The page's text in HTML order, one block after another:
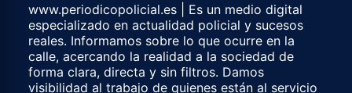
www.periodicopolicial.es | Es un medio digital
especializado en actualidad policial y sucesos
reales. Informamos sobre lo que ocurre en la
calle, acercando la realidad a la sociedad de
forma clara, directa y sin filtros. Damos
visibilidad al trabajo de quienes están al servicio